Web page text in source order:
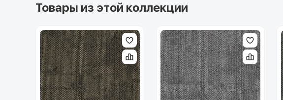
Товары из этой коллекции